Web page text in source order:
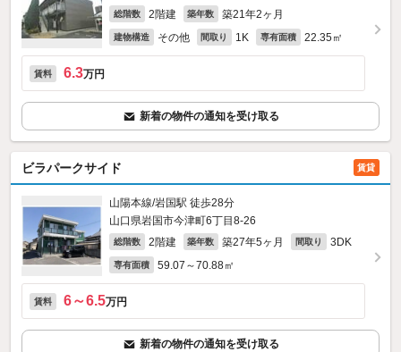
総階数 2階建 築年数 築21年2ヶ月
建物構造 その他 間取り 1K 専有面積 22.35㎡
賃料 6.3万円
新着の物件の通知を受け取る
ビラパークサイド 賃貸
山陽本線/岩国駅 徒歩28分
山口県岩国市今津町6丁目8-26
総階数 2階建 築年数 築27年5ヶ月 間取り 3DK
専有面積 59.07～70.88㎡
賃料 6～6.5万円
新着の物件の通知を受け取る